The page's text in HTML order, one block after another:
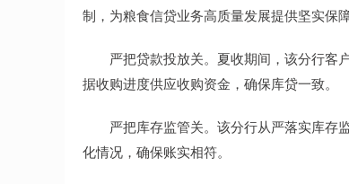
制，为粮食信贷业务高质量发展提供坚实保障
严把贷款投放关。夏收期间，该分行客
据收购进度供应收购资金，确保库贷一致。
严把库存监管关。该分行从严落实库存
化情况，确保账实相符。